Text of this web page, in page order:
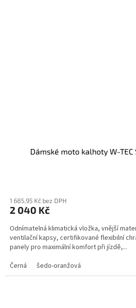
Dámské moto kalhoty W-TEC
1 685,95 Kč bez DPH
2 040 Kč
Odnímatelná klimatická vložka, vnější
ventilační kapsy, certifikované flexibilní
panely pro maximální komfort při jízdě,...
Černá
šedo-oranžová